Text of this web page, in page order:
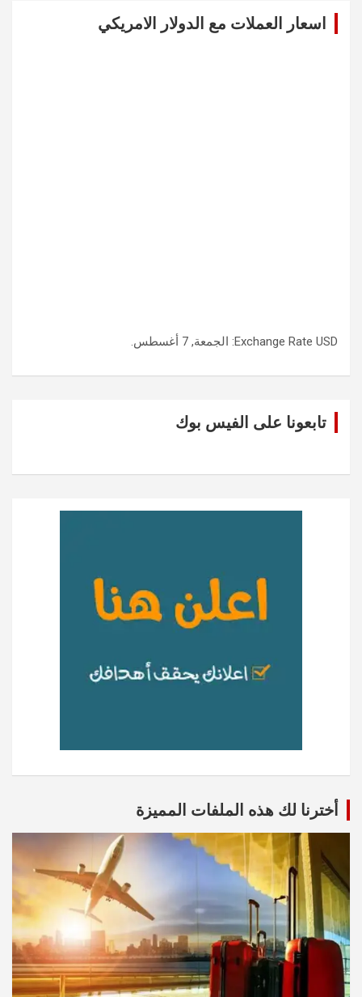
اسعار العملات مع الدولار الامريكي
Exchange Rate USD : الجمعة, 7 أغسطس.
تابعونا على الفيس بوك
أخترنا لك هذه الملفات المميزة